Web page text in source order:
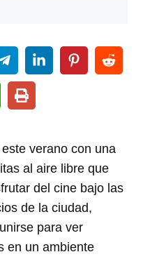
verano con una
al aire libre que
del cine bajo las
de la ciudad,
para ver
en un ambiente